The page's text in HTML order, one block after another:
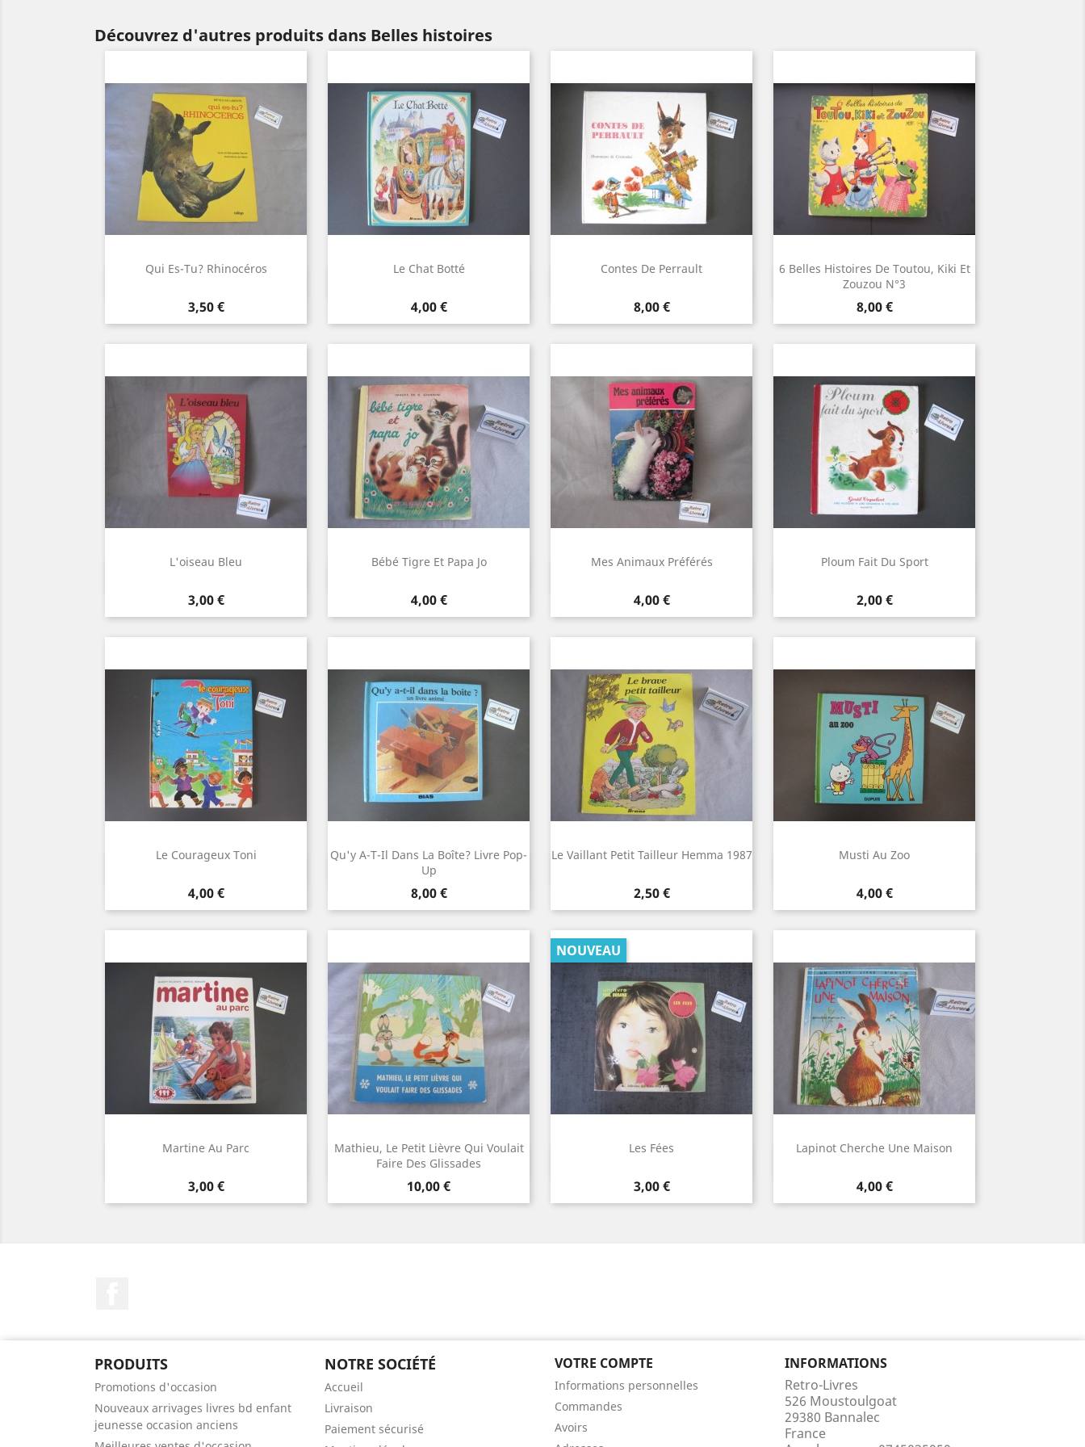
Découvrez d'autres produits dans Belles histoires
Qui Es-Tu? Rhinocéros
Prix
3,50 €
Le Chat Botté
Prix
4,00 €
Contes De Perrault
Prix
8,00 €
6 Belles Histoires De Toutou, Kiki Et
Zouzou N°3
Prix
8,00 €
Aperçu rapide
L'oiseau Bleu
Prix
3,00 €
Bébé Tigre Et Papa Jo
Prix
4,00 €
Mes Animaux Préférés
Prix
4,00 €
Ploum Fait Du Sport
Prix
2,00 €
Le Courageux Toni
Prix
4,00 €
Qu'y A-T-Il Dans La Boîte? Livre Pop-
Up
Prix
8,00 €
Aperçu rapide
Le Vaillant Petit Tailleur Hemma 1987
Prix
2,50 €
Musti Au Zoo
Prix
4,00 €
Martine Au Parc
Prix
3,00 €
Mathieu, Le Petit Lièvre Qui Voulait
Faire Des Glissades
Prix
10,00 €
Aperçu rapide
Les Fées
Prix
3,00 €
NOUVEAU
Lapinot Cherche Une Maison
Prix
4,00 €
PRODUITS
Promotions d'occasion
Nouveaux arrivages livres bd enfant
jeunesse occasion anciens
NOTRE SOCIÉTÉ
Accueil
Livraison
Paiement sécurisé
VOTRE COMPTE
Informations personnelles
Commandes
Avoirs
INFORMATIONS
Retro-Livres
526 Moustoulgoat
29380 Bannalec
France